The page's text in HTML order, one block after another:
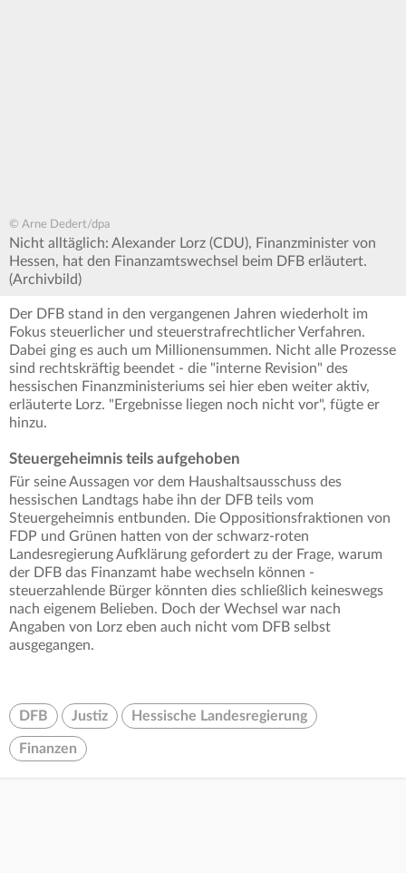
© Arne Dedert/dpa
Nicht alltäglich: Alexander Lorz (CDU), Finanzminister von
Hessen, hat den Finanzamtswechsel beim DFB erläutert.
(Archivbild)
Der DFB stand in den vergangenen Jahren wiederholt im
Fokus steuerlicher und steuerstrafrechtlicher Verfahren.
Dabei ging es auch um Millionensummen. Nicht alle Prozesse
sind rechtskräftig beendet - die "interne Revision" des
hessischen Finanzministeriums sei hier eben weiter aktiv,
erläuterte Lorz. "Ergebnisse liegen noch nicht vor", fügte er
hinzu.
Steuergeheimnis teils aufgehoben
Für seine Aussagen vor dem Haushaltsausschuss des
hessischen Landtags habe ihn der DFB teils vom
Steuergeheimnis entbunden. Die Oppositionsfraktionen von
FDP und Grünen hatten von der schwarz-roten
Landesregierung Aufklärung gefordert zu der Frage, warum
der DFB das Finanzamt habe wechseln können -
steuerzahlende Bürger könnten dies schließlich keineswegs
nach eigenem Belieben. Doch der Wechsel war nach
Angaben von Lorz eben auch nicht vom DFB selbst
ausgegangen.
DFB Justiz Hessische Landesregierung
Finanzen